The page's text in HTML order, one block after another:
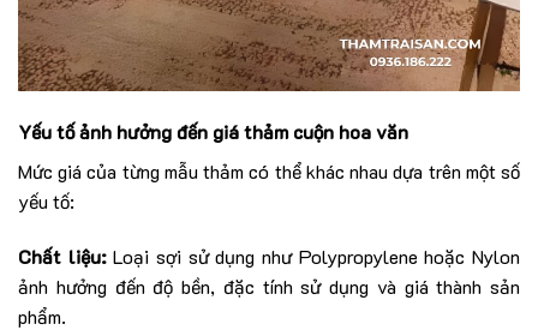
Yếu tố ảnh hưởng đến giá thảm cuộn hoa văn
Mức giá của từng mẫu thảm có thể khác nhau dựa trên một số
yếu tố:
Chất liệu:Loại sợi sử dụng như Polypropylene hoặc Nylon
ảnh hưởng đến độ bền, đặc tính sử dụng và giá thành sản
phẩm.